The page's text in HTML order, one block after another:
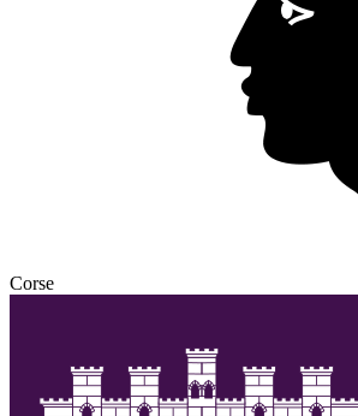
Corse